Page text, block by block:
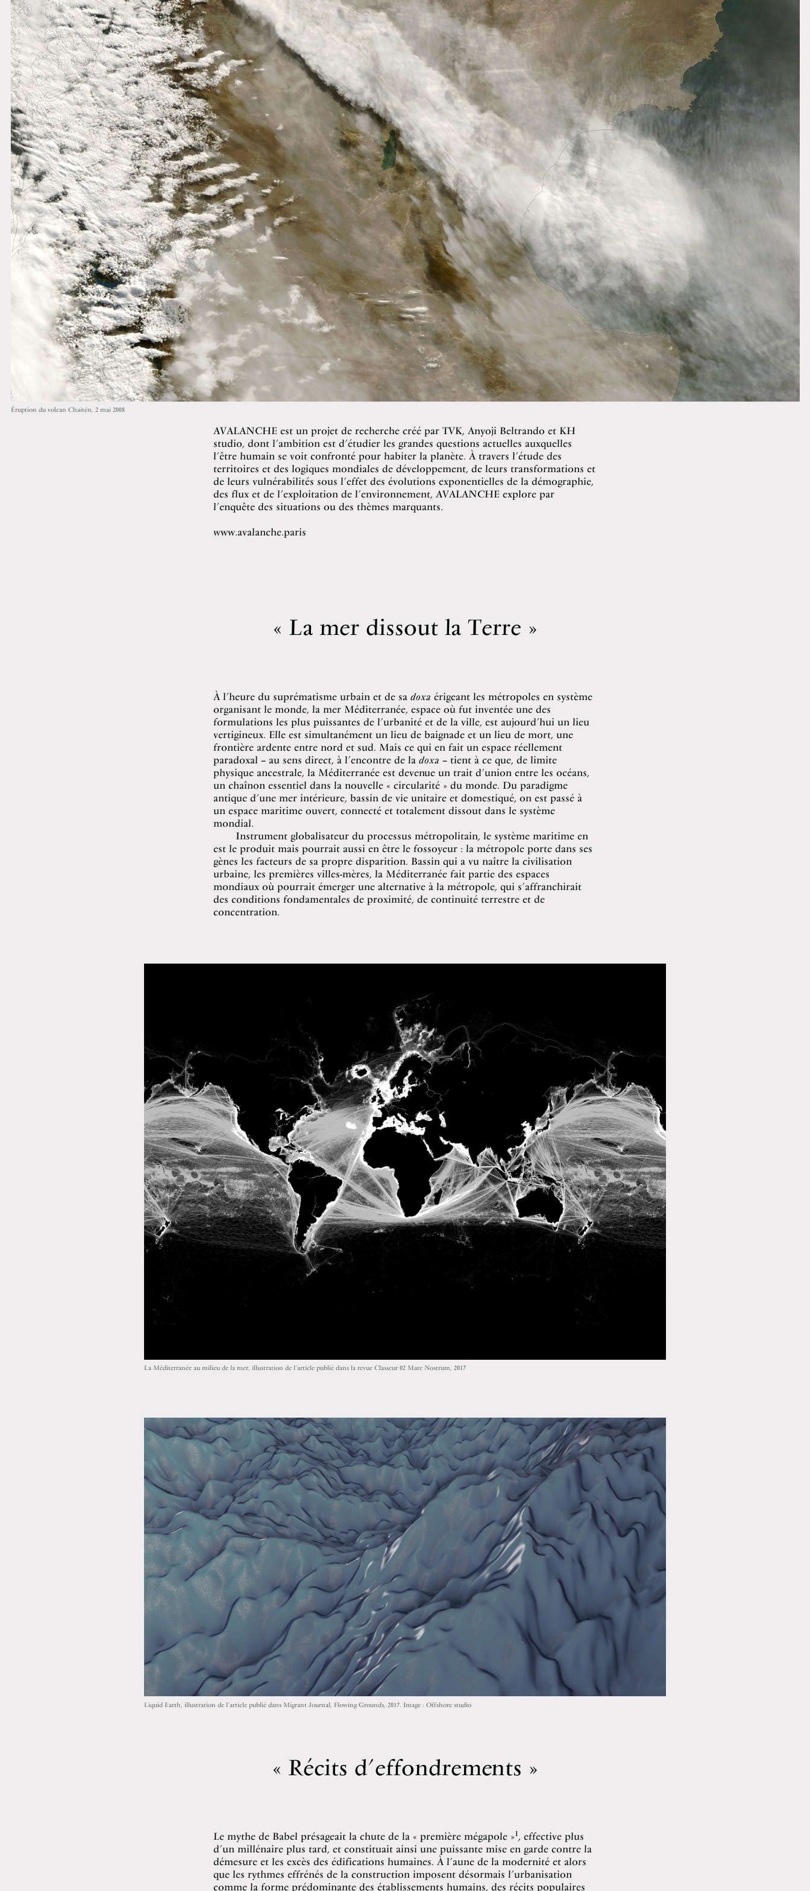
Éruption du volcan Chaitén, 2 mai 2008
AVALANCHE est un projet de recherche créé par TVK, Anyoji Beltrando et KH
studio, dont l’ambition est d’étudier les grandes questions actuelles auxquelles
l’être humain se voit confronté pour habiter la planète. À travers l’étude des
territoires et des logiques mondiales de développement, de leurs transformations et
de leurs vulnérabilités sous l’effet des évolutions exponentielles de la démographie,
des flux et de l’exploitation de l’environnement, AVALANCHE explore par
l’enquête des situations ou des thèmes marquants.
www.avalanche.paris
La mer dissout la Terre
À l’heure du suprématisme urbain et de sa doxa érigeant les métropoles en système
organisant le monde, la mer Méditerranée, espace où fut inventée une des
formulations les plus puissantes de l’urbanité et de la ville, est aujourd’hui un lieu
vertigineux. Elle est simultanément un lieu de baignade et un lieu de mort, une
frontière ardente entre nord et sud. Mais ce qui en fait un espace réellement
paradoxal – au sens direct, à l’encontre de la doxa – tient à ce que, de limite
physique ancestrale, la Méditerranée est devenue un trait d’union entre les océans,
un chaînon essentiel dans la nouvelle « circularité » du monde. Du paradigme
antique d’une mer intérieure, bassin de vie unitaire et domestiqué, on est passé à
un espace maritime ouvert, connecté et totalement dissout dans le système
mondial.
Instrument globalisateur du processus métropolitain, le système maritime en
est le produit mais pourrait aussi en être le fossoyeur : la métropole porte dans ses
gènes les facteurs de sa propre disparition. Bassin qui a vu naître la civilisation
urbaine, les premières villes-mères, la Méditerranée fait partie des espaces
mondiaux où pourrait émerger une alternative à la métropole, qui s’affranchirait
des conditions fondamentales de proximité, de continuité terrestre et de
concentration.
La Méditerranée au milieu de la mer, illustration de l’article publié dans la revue Classeur 02 Mare Nostrum, 2017
Liquid Earth, illustration de l’article publié dans Migrant Journal, Flowing Grounds, 2017. Image : Offshore studio
Récits d’effondrements
Le mythe de Babel présageait la chute de la « première mégapole »1 , effective plus
d’un millénaire plus tard, et constituait ainsi une puissante mise en garde contre la
démesure et les excès des édifications humaines. À l’aune de la modernité et alors
que les rythmes effrénés de la construction imposent désormais l’urbanisation
comme la forme prédominante des établissements humains, des récits populaires